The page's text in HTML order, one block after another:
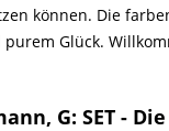
können. Die
Glück.
G: SET -